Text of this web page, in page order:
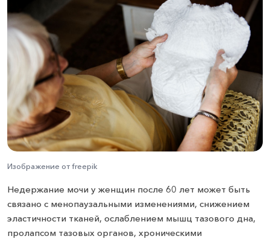
Изображение от freepik
Недержание мочи у женщин после 60 лет может быть
связано с менопаузальными изменениями, снижением
эластичности тканей, ослаблением мышц тазового дна,
пролапсом тазовых органов, хроническими